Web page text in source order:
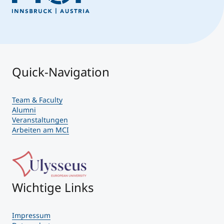
Quick-Navigation
Team & Faculty
Alumni
Veranstaltungen
Arbeiten am MCI
Wichtige Links
Impressum